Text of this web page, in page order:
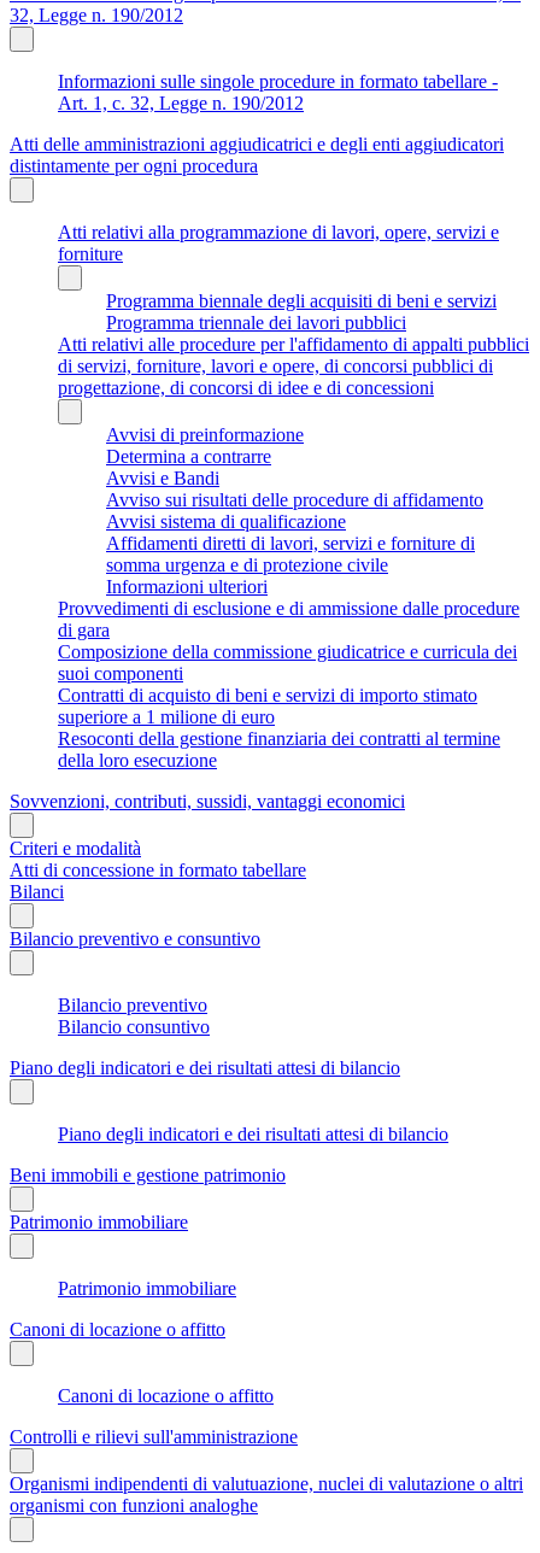
32, Legge n. 190/2012
Informazioni sulle singole procedure in formato tabellare -
Art. 1, c. 32, Legge n. 190/2012
Atti delle amministrazioni aggiudicatrici e degli enti aggiudicatori
distintamente per ogni procedura
Atti relativi alla programmazione di lavori, opere, servizi e
forniture
Programma biennale degli acquisiti di beni e servizi
Programma triennale dei lavori pubblici
Atti relativi alle procedure per l'affidamento di appalti pubblici
di servizi, forniture, lavori e opere, di concorsi pubblici di
progettazione, di concorsi di idee e di concessioni
Avvisi di preinformazione
Determina a contrarre
Avvisi e Bandi
Avviso sui risultati delle procedure di affidamento
Avvisi sistema di qualificazione
Affidamenti diretti di lavori, servizi e forniture di
somma urgenza e di protezione civile
Informazioni ulteriori
Provvedimenti di esclusione e di ammissione dalle procedure
di gara
Composizione della commissione giudicatrice e curricula dei
suoi componenti
Contratti di acquisto di beni e servizi di importo stimato
superiore a 1 milione di euro
Resoconti della gestione finanziaria dei contratti al termine
della loro esecuzione
Sovvenzioni, contributi, sussidi, vantaggi economici
Criteri e modalità
Atti di concessione in formato tabellare
Bilanci
Bilancio preventivo e consuntivo
Bilancio preventivo
Bilancio consuntivo
Piano degli indicatori e dei risultati attesi di bilancio
Piano degli indicatori e dei risultati attesi di bilancio
Beni immobili e gestione patrimonio
Patrimonio immobiliare
Patrimonio immobiliare
Canoni di locazione o affitto
Canoni di locazione o affitto
Controlli e rilievi sull'amministrazione
Organismi indipendenti di valutuazione, nuclei di valutazione o altri
organismi con funzioni analoghe